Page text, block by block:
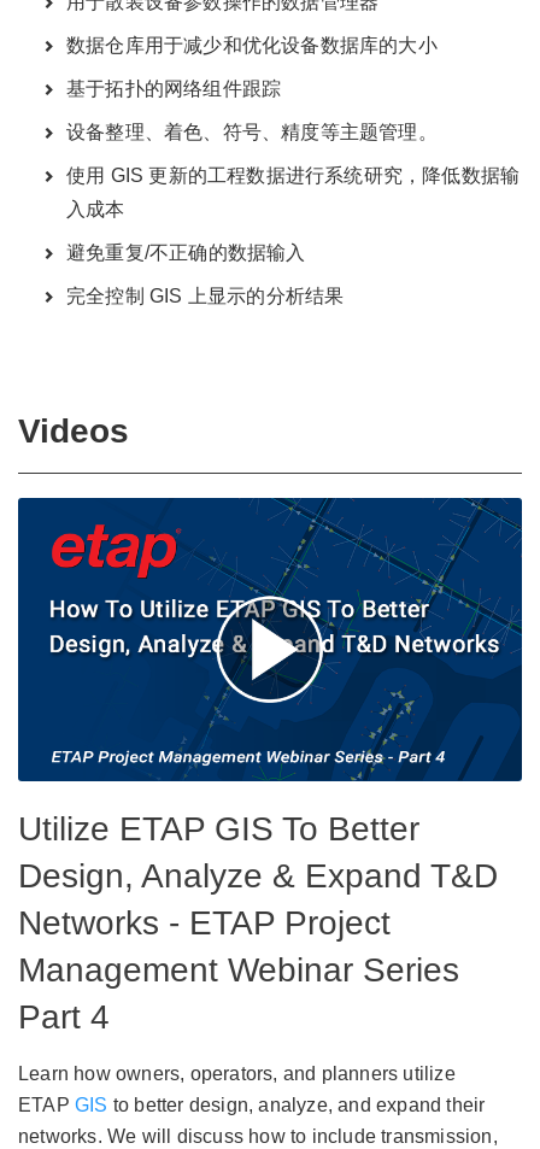
数据仓库用于减少和优化设备数据库的大小
基于拓扑的网络组件跟踪
设备整理、着色、符号、精度等主题管理。
使用 GIS 更新的工程数据进行系统研究，降低数据输
入成本
避免重复/不正确的数据输入
完全控制 GIS 上显示的分析结果
Videos
Utilize ETAP GIS To Better
Design, Analyze & Expand T&D
Networks - ETAP Project
Management Webinar Series
Part 4
Learn how owners, operators, and planners utilize
ETAP GIS to better design, analyze, and expand their
networks. We will discuss how to include transmission,